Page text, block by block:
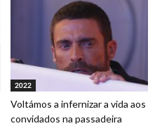
2022
Voltámos a infernizar a vida aos
convidados na passadeira